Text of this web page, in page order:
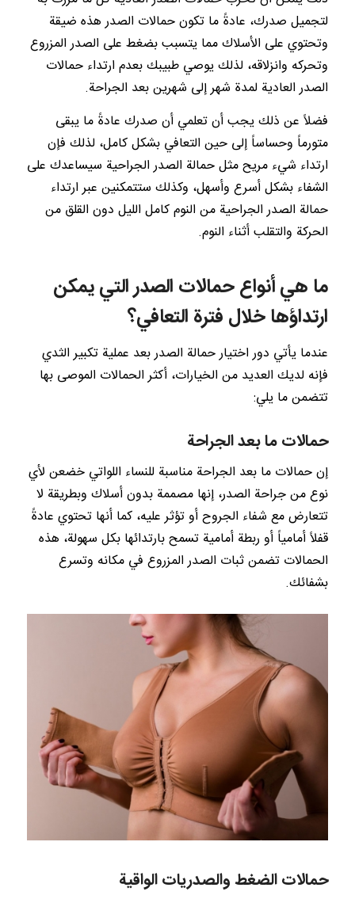
لتجميل صدرك، عادةً ما تكون حمالات الصدر هذه ضيقة
وتحتوي على الأسلاك مما يتسبب بضغط على الصدر المزروع
وتحركه وانزلاقه، لذلك يوصي طبيبك بعدم ارتداء حمالات
الصدر العادية لمدة شهر إلى شهرين بعد الجراحة.
فضلاً عن ذلك يجب أن تعلمي أن صدرك عادةً ما يبقى
متورماً وحساساً إلى حين التعافي بشكل كامل، لذلك فإن
ارتداء شيء مريح مثل حمالة الصدر الجراحية سيساعدك على
الشفاء بشكل أسرع وأسهل، وكذلك ستتمكنين عبر ارتداء
حمالة الصدر الجراحية من النوم كامل الليل دون القلق من
الحركة والتقلب أثناء النوم.
ما هي أنواع حمالات الصدر التي يمكن
ارتداؤها خلال فترة التعافي؟
عندما يأتي دور اختيار حمالة الصدر بعد عملية تكبير الثدي
فإنه لديك العديد من الخيارات، أكثر الحمالات الموصى بها
تتضمن ما يلي:
حمالات ما بعد الجراحة
إن حمالات ما بعد الجراحة مناسبة للنساء اللواتي خضعن لأي
نوع من جراحة الصدر، إنها مصممة بدون أسلاك وبطريقة لا
تتعارض مع شفاء الجروح أو تؤثر عليه، كما أنها تحتوي عادةً
قفلاً أمامياً أو ربطة أمامية تسمح بارتدائها بكل سهولة، هذه
الحمالات تضمن ثبات الصدر المزروع في مكانه وتسرع
بشفائك.
حمالات الضغط والصدريات الواقية